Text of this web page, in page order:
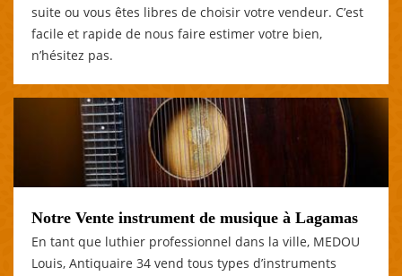
suite ou vous êtes libres de choisir votre vendeur. C’est
facile et rapide de nous faire estimer votre bien,
n’hésitez pas.
Notre Vente instrument de musique à Lagamas
En tant que luthier professionnel dans la ville, MEDOU
Louis, Antiquaire 34 vend tous types d’instruments